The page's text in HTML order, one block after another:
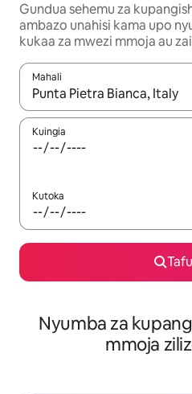
Gundua sehemu za
ambazo unahisi kama upo
kukaa za mwezi mmoja au
Mahali
Wakati matokeo
Kuingia
Kutoka
Nyumba za
mmoja